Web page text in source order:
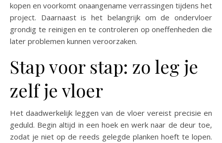
kopen en voorkomt onaangename verrassingen tijdens het
project. Daarnaast is het belangrijk om de ondervloer
grondig te reinigen en te controleren op oneffenheden die
later problemen kunnen veroorzaken.
Stap voor stap: zo leg je
zelf je vloer
Het daadwerkelijk leggen van de vloer vereist precisie en
geduld. Begin altijd in een hoek en werk naar de deur toe,
zodat je niet op de reeds gelegde planken hoeft te lopen.